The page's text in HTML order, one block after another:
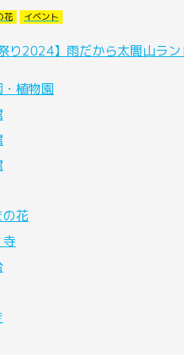
花 イベント
り2024】雨だから太閤山ラ
植物園
の花